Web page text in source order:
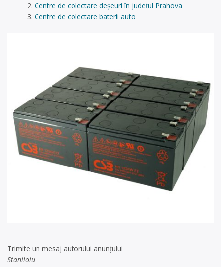
Centre de colectare deșeuri în județul Prahova
Centre de colectare baterii auto
Trimite un mesaj autorului anunţului
Staniloiu